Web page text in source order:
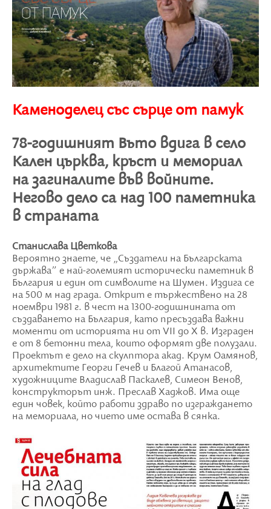
Каменоделец със сърце от памук
78-годишният Въто вдига в село
Кален църква, кръст и мемориал
на загиналите във войните.
Негово дело са над 100 паметника
в страната
Станислава Цветкова
Вероятно знаете, че „Създатели на Българската
държава” е най-големият исторически паметник в
България и един от символите на Шумен. Издига се
на 500 м над града. Открит е тържествено на 28
ноември 1981 г. в чест на 1300-годишнината от
създаването на България, като пресъздава важни
моменти от историята ни от VII до X в. Изграден
е от 8 бетонни тела, които оформят две полузали.
Проектът е дело на скулптора акад. Крум Oамянов,
архитектите Георги Гечев и Благой Атанасов,
художниците Владислав Паскалев, Симеон Венов,
конструкторът инж. Преслав Хаджов. Има още
един човек, който работи здраво по изграждането
на мемориала, но чието име остава в сянка.